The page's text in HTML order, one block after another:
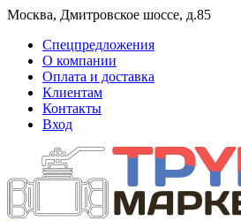
Москва, Дмитровское шоссе, д.85
Спецпредложения
О компании
Оплата и доставка
Клиентам
Контакты
Вход